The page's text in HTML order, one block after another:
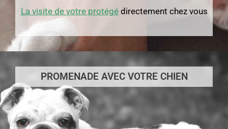
La visite de votre protégédirectement chez vous
PROMENADE AVEC VOTRE CHIEN